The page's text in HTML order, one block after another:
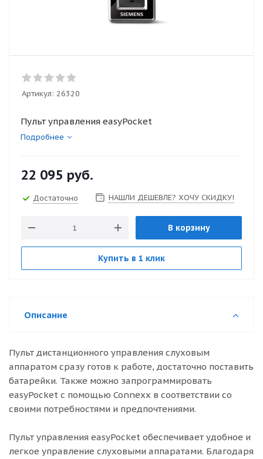
Артикул: 26320
Пульт управления easyPocket
Подробнее
22 095 руб.
Достаточно НАШЛИ ДЕШЕВЛЕ? ХОЧУ СКИДКУ!
В корзину
Купить в 1 клик
Описание
Пульт дистанционного управления слуховым
аппаратом сразу готов к работе, достаточно поставить
батарейки. Также можно запрограммировать
easyPocket с помощью Connexx в соответствии со
своими потребностями и предпочтениями.
Пульт управления easyPocket обеспечивает удобное и
легкое управление слуховыми аппаратами. Благодаря